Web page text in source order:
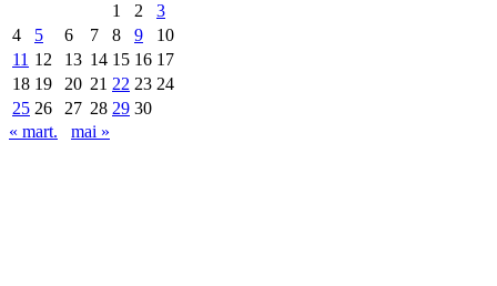
1
2
3
4
5 6 7 8 9
10
11 12 13 14 15 16 17
18 19 20 21 22 23 24
25 26 27 28 29 30
« mart.
mai »